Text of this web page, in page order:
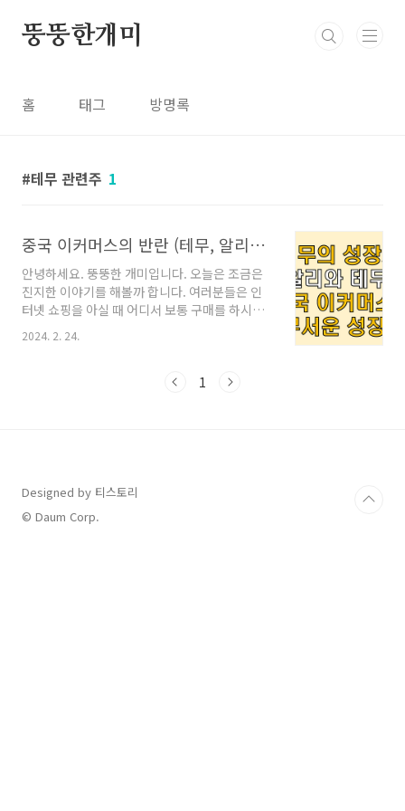
뚱뚱한개미
홈 태그 방명록
테무 관련주 1
중국 이커머스의 반란 (테무, 알리익스프레스)
안녕하세요. 뚱뚱한 개미입니다. 오늘은 조금은
진지한 이야기를 해볼까 합니다. 여러분들은 인
터넷 쇼핑을 아실 때 어디서 보통 구매를 하시나
요? 쿠팡? 네이버쇼핑? G마켓? 작년까지만 해도
사실 앞의 언급한 쇼핑몰을 대부분 언급하셨을테
는 그래도 많이 들어보셨을텐데요. 보통 저렴한
자 순위 3위인걸 아시나요? 이젠 상황이 많이 반
전되었습니다. 국내 토종 이커머스 회사들의 매
출이 점점 줄어들고 있습니다. 처음엔 이게 단순
2024. 2. 24.
1
Designed by 티스토리
© Daum Corp.